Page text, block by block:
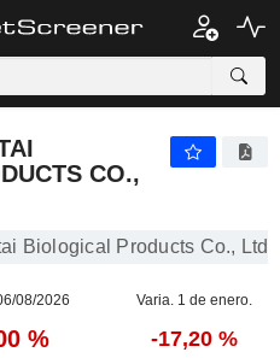
CO.,
Biological Products Co., Ltd.
08/2026 Varia. 1 de enero.
% -17,20 %